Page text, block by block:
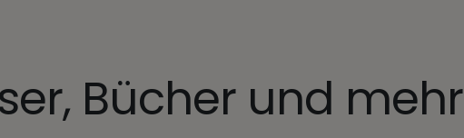
Bücher und mehr